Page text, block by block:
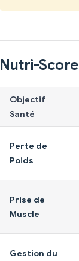
Nutri-
Objectif
Santé
Perte de
Poids
Prise de
Muscle
Gestion du